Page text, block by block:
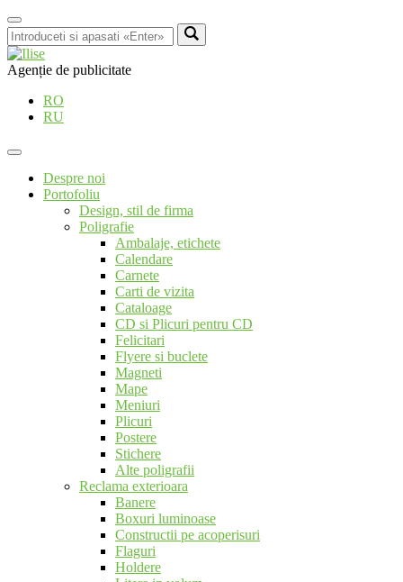
Agenție de publicitate
RO
RU
Despre noi
Portofoliu
Design, stil de firma
Poligrafie
Ambalaje, etichete
Calendare
Carnete
Carti de vizita
Cataloage
CD si Plicuri pentru CD
Felicitari
Flyere si buclete
Magneti
Mape
Meniuri
Plicuri
Postere
Stichere
Alte poligrafii
Reclama exterioara
Banere
Boxuri luminoase
Constructii pe acoperisuri
Flaguri
Holdere